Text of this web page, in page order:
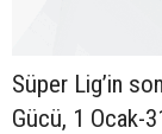
Süper Lig’in
Gücü, 1 Ocak-